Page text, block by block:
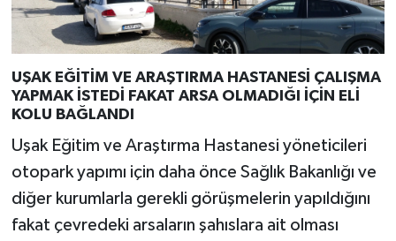
UŞAK EĞİTİM VE ARAŞTIRMA HASTANESİ ÇALIŞMA
YAPMAK İSTEDİ FAKAT ARSA OLMADIĞI İÇİN ELİ
KOLU BAĞLANDI
Uşak Eğitim ve Araştırma Hastanesi yöneticileri
otopark yapımı için daha önce Sağlık Bakanlığı ve
diğer kurumlarla gerekli görüşmelerin yapıldığını
fakat çevredeki arsaların şahıslara ait olması